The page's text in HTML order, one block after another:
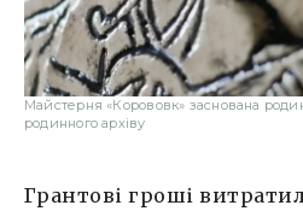
Майстерня «Корововк» заснована
родинного архіву
Грантові гроші